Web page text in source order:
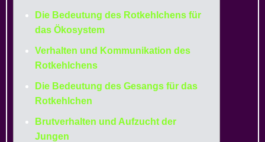
Die Bedeutung des Rotkehlchens für
das Ökosystem
Verhalten und Kommunikation des
Rotkehlchens
Die Bedeutung des Gesangs für das
Rotkehlchen
Brutverhalten und Aufzucht der
Jungen